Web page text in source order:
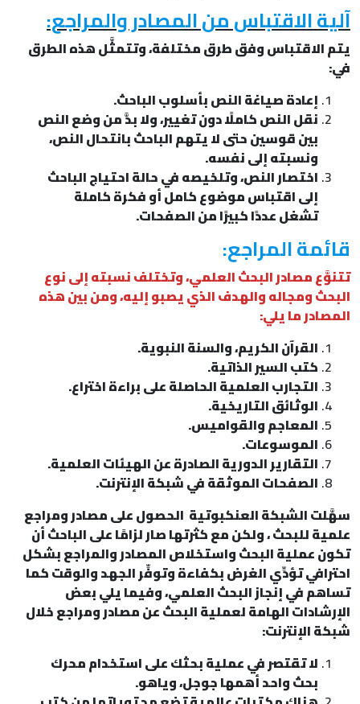
آلية الاقتباس من المصادر والمراجع:
يتم الاقتباس وفق طرق مختلفة، وتتمثَّل هذه الطرق
في:
إعادة صياغة النص بأسلوب الباحث.
نقل النص كاملًا دون تغيير، ولا بدَّ من وضع النص
بين قوسين حتى لا يتهم الباحث بانتحال النص،
ونسبته إلى نفسه.
اختصار النص، وتلخيصه في حالة احتياج الباحث
إلى اقتباس موضوع كامل أو فكرة كاملة
تشغل عددًا كبيرًا من الصفحات.
قائمة المراجع:
تتنوَّع مصادر البحث العلمي، وتختلف نسبته إلى نوع
البحث ومجاله والهدف الذي يصبو إليه، ومن بين هذه
المصادر ما يلي:
القرآن الكريم، والسنة النبوية.
كتب السير الذاتية.
التجارب العلمية الحاصلة على براءة اختراع.
الوثائق التاريخية.
المعاجم والقواميس.
الموسوعات.
التقارير الدورية الصادرة عن الهيئات العلمية.
الصفحات الموثقة في شبكة الإنترنت.
سهَّلت الشبكة العنكبوتية الحصول على مصادر ومراجع
علمية للبحث ، ولكن مع كثرتها صار لزامًا على الباحث أن
تكون عملية البحث واستخلاص المصادر والمراجع بشكل
احترافي تؤدِّي الغرض بكفاءة وتوفِّر الجهد والوقت كما
تساهم في إنجاز البحث العلمي، وفيما يلي بعض
الإرشادات الهامة لعملية البحث عن مصادر ومراجع خلال
شبكة الإنترنت:
لا تقتصر في عملية بحثك على استخدام محرك
بحث واحد أهمها جوجل، وياهو.